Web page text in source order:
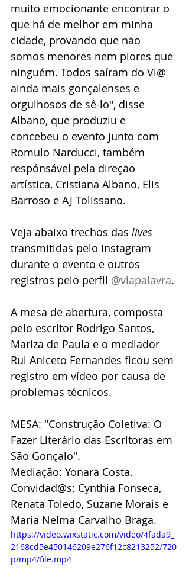
muito emocionante encontrar o
que há de melhor em minha
cidade, provando que não
somos menores nem piores que
ninguém. Todos saíram do Vi@
ainda mais gonçalenses e
orgulhosos de sê-lo", disse
Albano, que produziu e
concebeu o evento junto com
Romulo Narducci, também
respónsável pela direção
artística, Cristiana Albano, Elis
Barroso e AJ Tolissano.
Veja abaixo trechos das lives
transmitidas pelo Instagram
durante o evento e outros
registros pelo perfil @viapalavra.
A mesa de abertura, composta
pelo escritor Rodrigo Santos,
Mariza de Paula e o mediador
Rui Aniceto Fernandes ficou sem
registro em vídeo por causa de
problemas técnicos.
MESA: "Construção Coletiva: O
Fazer Literário das Escritoras em
São Gonçalo".
Mediação: Yonara Costa.
Convidad@s: Cynthia Fonseca,
Renata Toledo, Suzane Morais e
Maria Nelma Carvalho Braga.
https://video.wixstatic.com/video/4fada9_
2168cd5e450146209e276f12c8213252/720
p/mp4/file.mp4